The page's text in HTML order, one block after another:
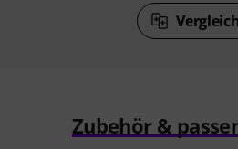
Zubehör &